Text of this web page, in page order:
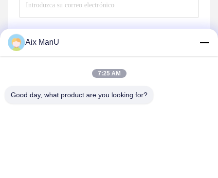
Aix ManU
7:25 AM
Good day, what product are you looking for?